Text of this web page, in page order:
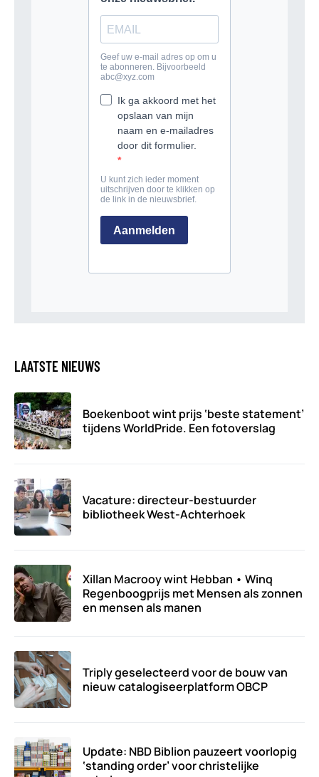
LAATSTE NIEUWS
Boekenboot wint prijs ‘beste statement’
tijdens WorldPride. Een fotoverslag
Vacature: directeur-bestuurder
bibliotheek West-Achterhoek
Xillan Macrooy wint Hebban • Winq
Regenboogprijs met Mensen als zonnen
en mensen als manen
Triply geselecteerd voor de bouw van
nieuw catalogiseerplatform OBCP
Update: NBD Biblion pauzeert voorlopig
‘standing order’ voor christelijke